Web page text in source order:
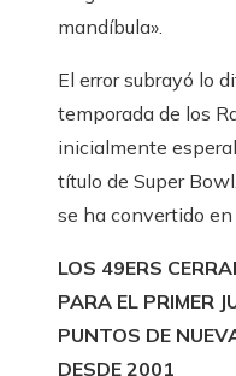
mandíbula».
El error subrayó lo
temporada de los
inicialmente
título de Super
se ha convertido
LOS 49ERS
PARA EL PRIMER
PUNTOS DE
DESDE 2001